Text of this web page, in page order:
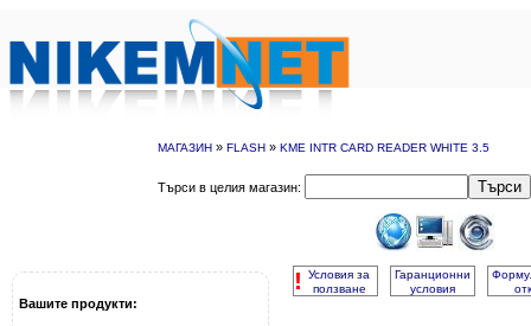
МАГАЗИН » FLASH » KME INTR CARD READER WHITE 3.5
Търси в целия магазин: Търси
Вашите продукти:
!
Условия за
ползване
Гаранционни
условия